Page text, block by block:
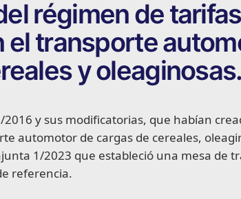
régimen de
el transporte
y oleaginosas.
2016 y sus modificatorias, que habían
automotor de cargas de cereales,
1/2023 que estableció una mesa de
referencia.